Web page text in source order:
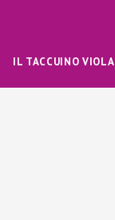
IL TACCUINO VIOLA